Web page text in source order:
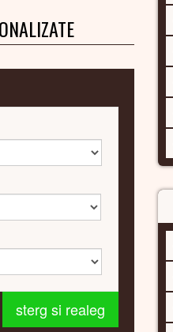
sterg si realeg